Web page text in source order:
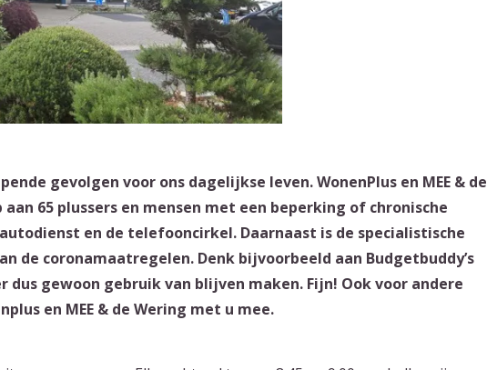
gevolgen voor ons dagelijkse leven. WonenPlus en MEE & de
65 plussers en mensen met een beperking of chronische
en de telefooncirkel. Daarnaast is de specialistische
de coronamaatregelen. Denk bijvoorbeeld aan Budgetbuddy’s
dus gewoon gebruik van blijven maken. Fijn! Ook voor andere
en MEE & de Wering met u mee.